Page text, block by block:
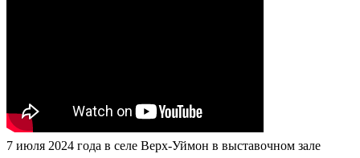
7 июля 2024 года в селе Верх-Уймон в выставочном зале